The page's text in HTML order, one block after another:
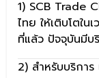
1) SCB Trade
ไทย ให้เติบโตใน
ที่แล้ว ปัจจุบันมีบ
2) สำหรับบริกา